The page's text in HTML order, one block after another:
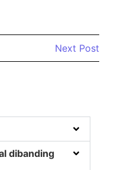
Next Post
dibanding